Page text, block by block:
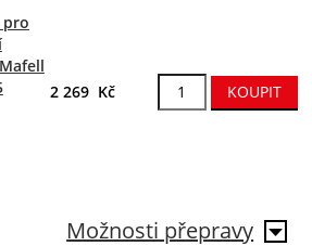
pro
2 269 Kč
Možnosti přepravy